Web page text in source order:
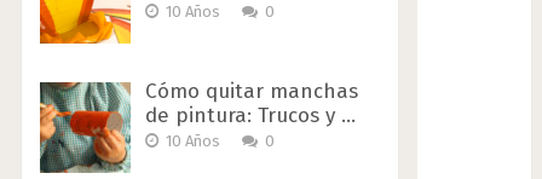
10 Años 0
Cómo quitar manchas
de pintura: Trucos y …
10 Años 0